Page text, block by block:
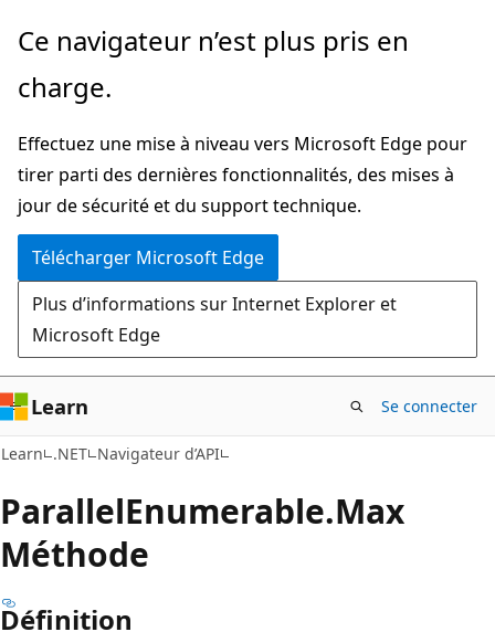
Passer
directement
au
principal
Passer
la
dans
la
page
Ce navigateur n’est plus pris en
charge.
Effectuez une mise à niveau vers Microsoft Edge pour
tirer parti des dernières fonctionnalités, des mises à
jour de sécurité et du support technique.
Télécharger Microsoft Edge
Plus d’informations sur Internet Explorer et
Microsoft Edge
Learn Se connecter
Learn .NET Navigateur d’API
ParallelEnumerable.Max
Méthode
Définition